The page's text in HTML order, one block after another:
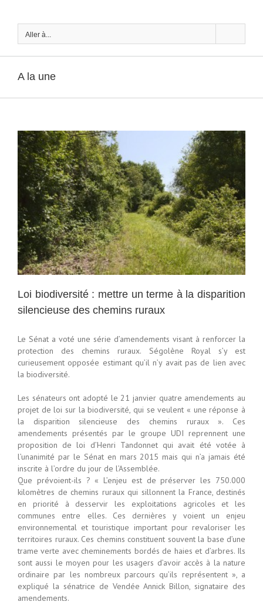
Aller à...
A la une
Loi biodiversité : mettre un terme à la disparition
silencieuse des chemins ruraux
Le Sénat a voté une série d’amendements visant à renforcer la
protection des chemins ruraux. Ségolène Royal s’y est
curieusement opposée estimant qu’il n’y avait pas de lien avec
la biodiversité.
Les sénateurs ont adopté le 21 janvier quatre amendements au
projet de loi sur la biodiversité, qui se veulent « une réponse à
la disparition silencieuse des chemins ruraux ». Ces
amendements présentés par le groupe UDI reprennent une
proposition de loi d’Henri Tandonnet qui avait été votée à
l’unanimité par le Sénat en mars 2015 mais qui n’a jamais été
inscrite à l’ordre du jour de l’Assemblée.
Que prévoient-ils ? « L’enjeu est de préserver les 750.000
kilomètres de chemins ruraux qui sillonnent la France, destinés
en priorité à desservir les exploitations agricoles et les
communes entre elles. Ces dernières y voient un enjeu
environnemental et touristique important pour revaloriser les
territoires ruraux. Ces chemins constituent souvent la base d’une
trame verte avec cheminements bordés de haies et d’arbres. Ils
sont aussi le moyen pour les usagers d’avoir accès à la nature
ordinaire par les nombreux parcours qu’ils représentent », a
expliqué la sénatrice de Vendée Annick Billon, signataire des
amendements.